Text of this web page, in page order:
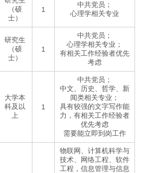
（硕
士）
1
中共党员；
心理学相关专业
研究生
（硕
士）
1
中共党员；
心理学相关专业；
有相关工作经验者优先
考虑
大学本
科及以
上
1
中共党员；
中文、历史、哲学、新
闻类相关专业；
具有较强的文字写作能
力，有相关工作经验者
优先考虑
需要能立即到岗工作
物联网、计算机科学与
技术、网络工程、软件
工程，信息管理与信息